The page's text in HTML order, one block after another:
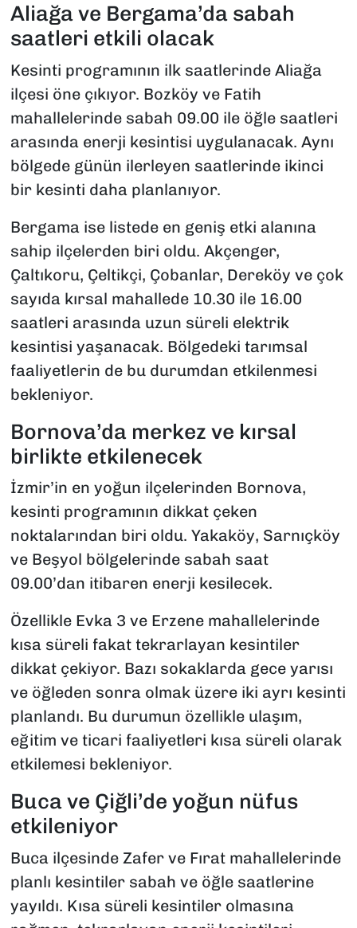
Aliağa ve Bergama’da sabah
saatleri etkili olacak
Kesinti programının ilk saatlerinde Aliağa
ilçesi öne çıkıyor. Bozköy ve Fatih
mahallelerinde sabah 09.00 ile öğle saatleri
arasında enerji kesintisi uygulanacak. Aynı
bölgede günün ilerleyen saatlerinde ikinci
bir kesinti daha planlanıyor.
Bergama ise listede en geniş etki alanına
sahip ilçelerden biri oldu. Akçenger,
Çaltıkoru, Çeltikçi, Çobanlar, Dereköy ve çok
sayıda kırsal mahallede 10.30 ile 16.00
saatleri arasında uzun süreli elektrik
kesintisi yaşanacak. Bölgedeki tarımsal
faaliyetlerin de bu durumdan etkilenmesi
bekleniyor.
Bornova’da merkez ve kırsal
birlikte etkilenecek
İzmir’in en yoğun ilçelerinden Bornova,
kesinti programının dikkat çeken
noktalarından biri oldu. Yakaköy, Sarnıçköy
ve Beşyol bölgelerinde sabah saat
09.00’dan itibaren enerji kesilecek.
Özellikle Evka 3 ve Erzene mahallelerinde
kısa süreli fakat tekrarlayan kesintiler
dikkat çekiyor. Bazı sokaklarda gece yarısı
ve öğleden sonra olmak üzere iki ayrı kesinti
planlandı. Bu durumun özellikle ulaşım,
eğitim ve ticari faaliyetleri kısa süreli olarak
etkilemesi bekleniyor.
Buca ve Çiğli’de yoğun nüfus
etkileniyor
Buca ilçesinde Zafer ve Fırat mahallelerinde
planlı kesintiler sabah ve öğle saatlerine
yayıldı. Kısa süreli kesintiler olmasına